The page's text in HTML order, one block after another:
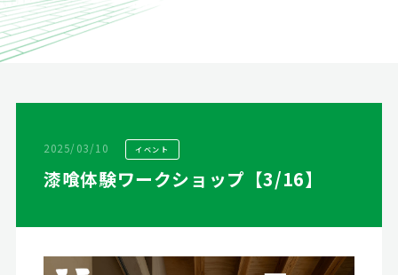
2025/03/10 イベント
漆喰体験ワークショップ【3/16】